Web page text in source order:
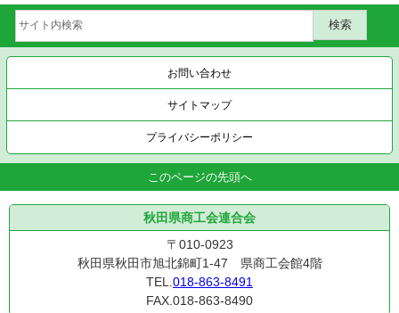
お問い合わせ
サイトマップ
プライバシーポリシー
このページの先頭へ
秋田県商工会連合会
〒010-0923
秋田県秋田市旭北錦町1-47 県商工会館4階
TEL.018-863-8491
FAX.018-863-8490